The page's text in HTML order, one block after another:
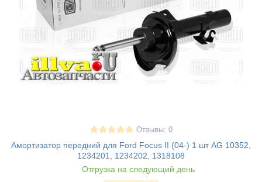
Отзывы: 0
Амортизатор передний для Ford Focus II (04-) 1 шт AG 10352,
1234201, 1234202, 1318108
Отгрузка на следующий день